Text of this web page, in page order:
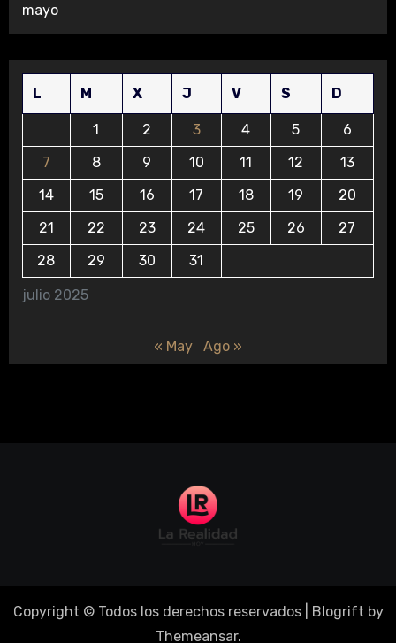
mayo
julio 2025
L M X J V S D
1 2 3 4 5
6
7
8 9 10 11 12
13
14
15 16 17 18 19
20
21
22 23 24 25 26
27
28
29 30 31
« May Ago »
Copyright © Todos los derechos reservados Blogrift by
Themeansar.